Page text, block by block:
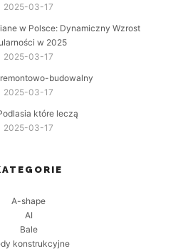
2025-03-17
w Polsce: Dynamiczny Wzrost
w 2025
2025-03-17
budowalny
2025-03-17
które leczą
2025-03-17
A-shape
AI
Bale
konstrukcyjne